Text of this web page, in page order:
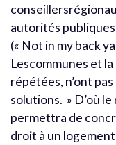
autorités
(« Not in my back
Lescommunes et
répétées, n’ont
solutions. » D’où
permettra de
droit à un